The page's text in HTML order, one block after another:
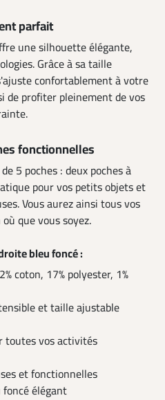
parfait
une silhouette élégante,
Grâce à sa taille
confortablement à votre
profiter pleinement de vos
fonctionnelles
5 poches : deux poches à
pour vos petits objets et
Vous aurez ainsi tous vos
que vous soyez.
bleu foncé :
coton, 17% polyester, 1%
et taille ajustable
toutes vos activités
et fonctionnelles
foncé élégant